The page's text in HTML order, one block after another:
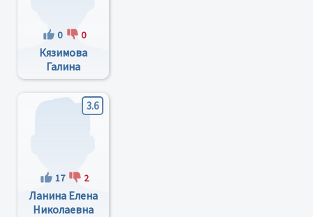
0 0
Кязимова
Галина
Хадиривна
3.6
17 2
Ланина Елена
Николаевна